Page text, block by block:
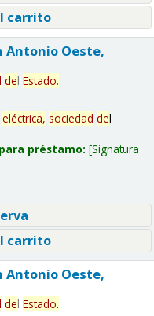
carrito
Antonio Oeste,
del Estado.
eléctrica, sociedad del
préstamo: Signatura
carrito
Antonio Oeste,
del Estado.